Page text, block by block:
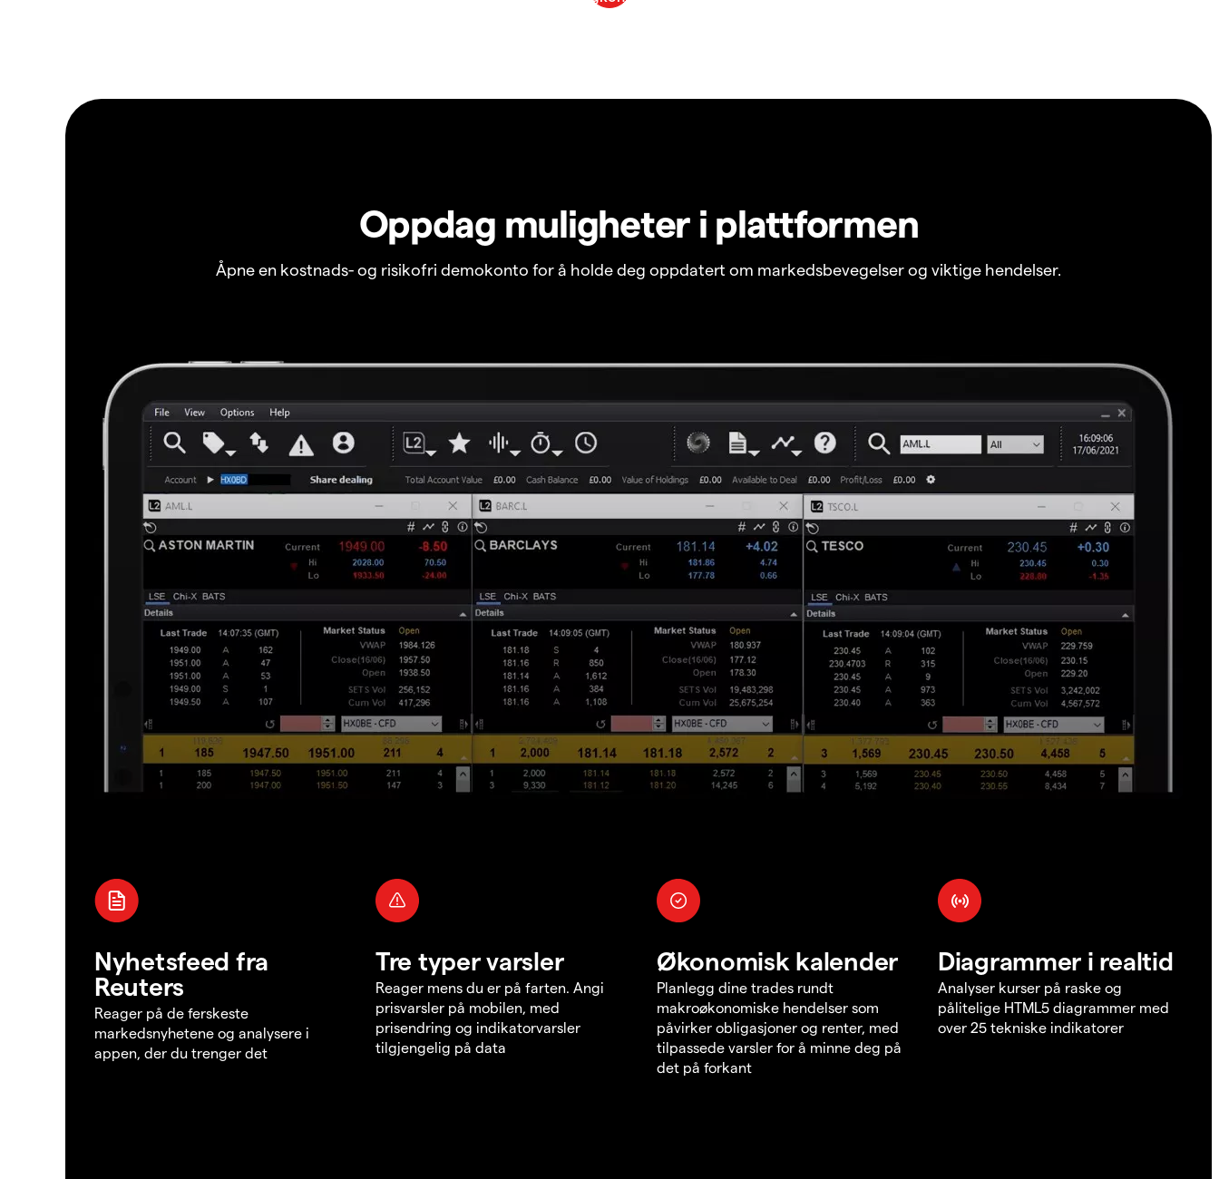
Oppdag muligheter i plattformen
Åpne en kostnads- og risikofri demokonto for å holde deg oppdatert om markedsbevegelser og viktige hendelser.
Nyhetsfeed fra
Reuters
Reager på de ferskeste
markedsnyhetene og analysere i
appen, der du trenger det
Tre typer varsler
Reager mens du er på farten. Angi
prisvarsler på mobilen, med
prisendring og indikatorvarsler
tilgjengelig på data
Økonomisk kalender
Planlegg dine trades rundt
makroøkonomiske hendelser som
påvirker obligasjoner og renter, med
tilpassede varsler for å minne deg på
det på forkant
Diagrammer i realtid
Analyser kurser på raske og
pålitelige HTML5 diagrammer med
over 25 tekniske indikatorer